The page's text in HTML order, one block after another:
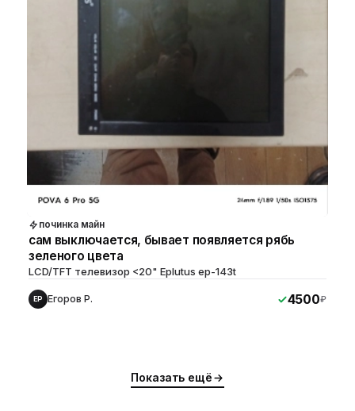
починка майн
сам выключается, бывает появляется рябь
зеленого цвета
LCD/TFT телевизор <20" Eplutus ep-143t
ЕР Егоров Р. 4500₽
Показать ещё